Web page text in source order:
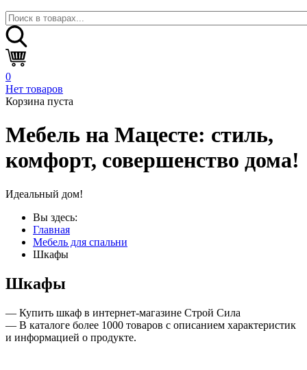
0
Нет товаров
Корзина пуста
Мебель на Мацесте: стиль,
комфорт, совершенство дома!
Идеальный дом!
Вы здесь:
Главная
Мебель для спальни
Шкафы
Шкафы
— Купить шкаф в интернет-магазине Строй Сила
— В каталоге более 1000 товаров с описанием характеристик
и информацией о продукте.